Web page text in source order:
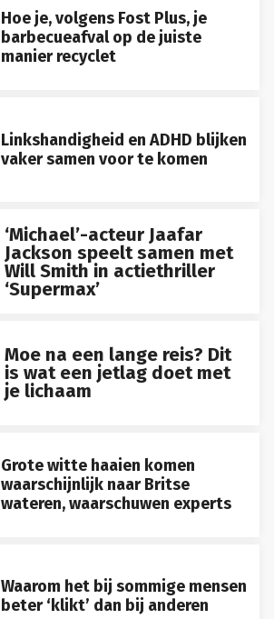
Hoe je, volgens Fost Plus, je
barbecueafval op de juiste
manier recyclet
Linkshandigheid en ADHD blijken
vaker samen voor te komen
‘Michael’-acteur Jaafar
Jackson speelt samen met
Will Smith in actiethriller
‘Supermax’
Moe na een lange reis? Dit
is wat een jetlag doet met
je lichaam
Grote witte haaien komen
waarschijnlijk naar Britse
wateren, waarschuwen experts
Waarom het bij sommige mensen
beter ‘klikt’ dan bij anderen